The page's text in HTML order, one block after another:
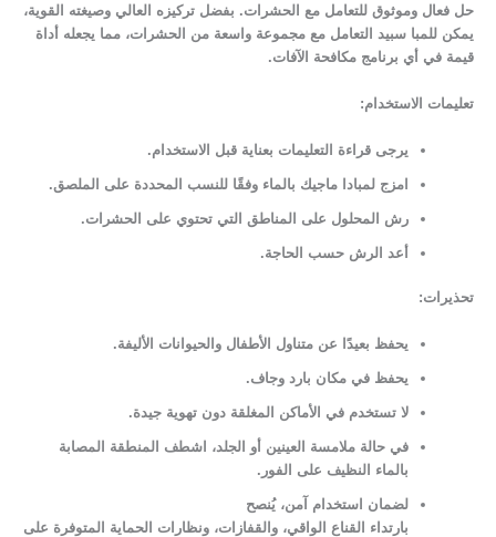
حل فعال وموثوق للتعامل مع الحشرات. بفضل تركيزه العالي وصيغته القوية،
يمكن للمبا سبيد التعامل مع مجموعة واسعة من الحشرات، مما يجعله أداة
قيمة في أي برنامج مكافحة الآفات.
تعليمات الاستخدام:
يرجى قراءة التعليمات بعناية قبل الاستخدام.
امزج لمبادا ماجيك بالماء وفقًا للنسب المحددة على الملصق.
رش المحلول على المناطق التي تحتوي على الحشرات.
أعد الرش حسب الحاجة.
تحذيرات:
يحفظ بعيدًا عن متناول الأطفال والحيوانات الأليفة.
يحفظ في مكان بارد وجاف.
لا تستخدم في الأماكن المغلقة دون تهوية جيدة.
في حالة ملامسة العينين أو الجلد، اشطف المنطقة المصابة
بالماء النظيف على الفور.
لضمان استخدام آمن، يُنصح
بارتداء القناع الواقي، والقفازات، ونظارات الحماية المتوفرة على